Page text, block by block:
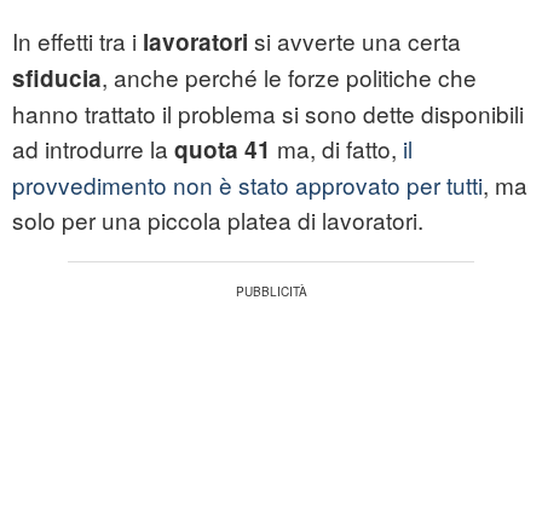
In effetti tra i lavoratori si avverte una certa
sfiducia, anche perché le forze politiche che
hanno trattato il problema si sono dette disponibili
ad introdurre la quota 41 ma, di fatto, il
provvedimento non è stato approvato per tutti, ma
solo per una piccola platea di lavoratori.